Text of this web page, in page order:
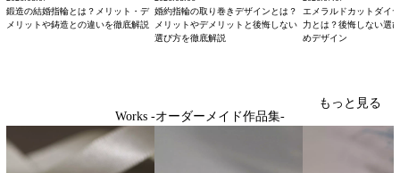
鍛造の結婚指輪とは？メリット・デ
メリットや鋳造との違いを徹底解説
婚約指輪の取り巻きデザインとは？
メリットやデメリットと後悔しない
選び方を徹底解説
エメラルドカットダイ
力とは？後悔しない選
めデザイン
Works -オーダーメイド作品集-
もっと見る